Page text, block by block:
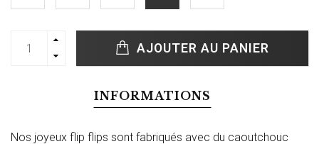
AJOUTER AU PANIER
INFORMATIONS
Nos joyeux flip flips sont fabriqués avec du caoutchouc